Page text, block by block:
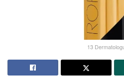
13